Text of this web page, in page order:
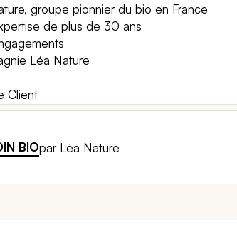
groupe pionnier du bio en France
de plus de 30 ans
Léa Nature
Client
BIOpar Léa Nature